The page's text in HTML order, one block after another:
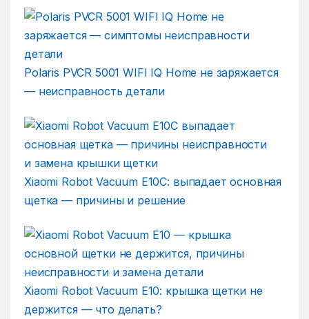
Polaris PVCR 5001 WIFI IQ Home не заряжается
— неисправность детали
Xiaomi Robot Vacuum E10C: выпадает основная
щетка — причины и решение
Xiaomi Robot Vacuum E10: крышка щетки не
держится — что делать?